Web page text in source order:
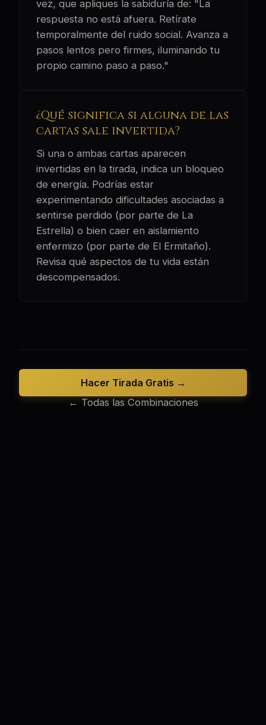
vez, que apliques la sabiduría de: "La
respuesta no está afuera. Retírate
temporalmente del ruido social. Avanza a
pasos lentos pero firmes, iluminando tu
propio camino paso a paso."
¿Qué significa si alguna de las
cartas sale invertida?
Si una o ambas cartas aparecen
invertidas en la tirada, indica un bloqueo
de energía. Podrías estar
experimentando dificultades asociadas a
sentirse perdido (por parte de La
Estrella) o bien caer en aislamiento
enfermizo (por parte de El Ermitaño).
Revisa qué aspectos de tu vida están
descompensados.
← Todas las Combinaciones
Hacer Tirada Gratis →